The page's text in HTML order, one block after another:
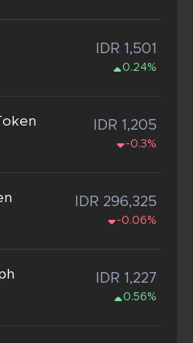
IDR 1,501
0.24%
IDR 1,205
-0.3%
IDR 296,325
-0.06%
IDR 1,227
0.56%